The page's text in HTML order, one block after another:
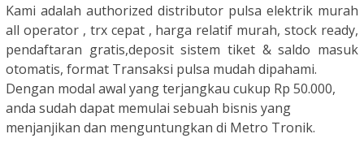
Kami adalah authorized distributor pulsa elektrik murah
all operator , trx cepat , harga relatif murah, stock ready,
pendaftaran gratis,deposit sistem tiket & saldo masuk
otomatis, format Transaksi pulsa mudah dipahami.
Dengan modal awal yang terjangkau cukup Rp 50.000,
anda sudah dapat memulai sebuah bisnis yang
menjanjikan dan menguntungkan di Metro Tronik.